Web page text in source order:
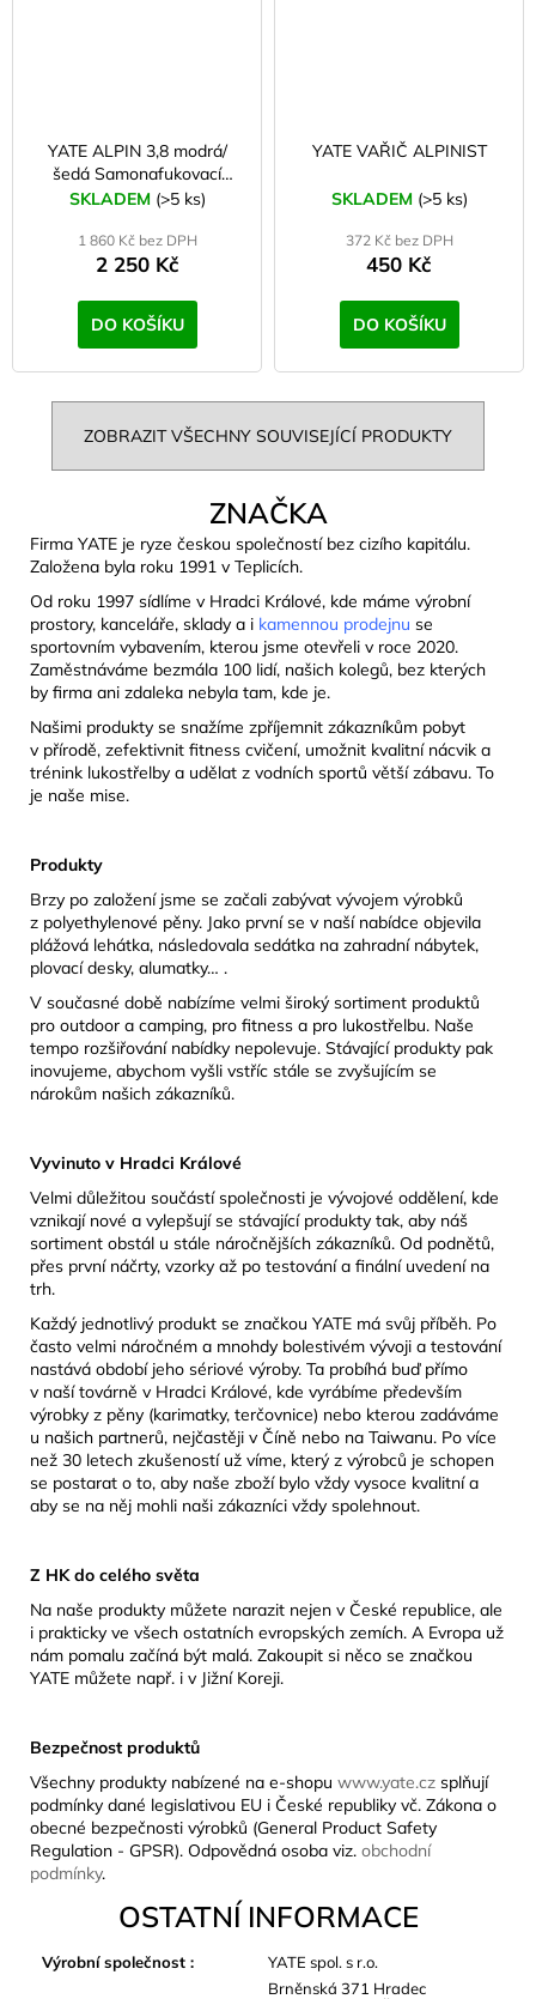
YATE ALPIN 3,8 modrá/
šedá Samonafukovací
karimatka
SKLADEM (>5 ks)
1 860 Kč bez DPH
2 250 Kč
DO KOŠÍKU
YATE VAŘIČ ALPINIST
SKLADEM (>5 ks)
372 Kč bez DPH
450 Kč
DO KOŠÍKU
ZOBRAZIT VŠECHNY SOUVISEJÍCÍ PRODUKTY
ZNAČKA
Firma YATE je ryze českou společností bez cizího kapitálu.
Založena byla roku 1991 v Teplicích.
Od roku 1997 sídlíme v Hradci Králové, kde máme výrobní
prostory, kanceláře, sklady a i kamennou prodejnu se
sportovním vybavením, kterou jsme otevřeli v roce 2020.
Zaměstnáváme bezmála 100 lidí, našich kolegů, bez kterých
by firma ani zdaleka nebyla tam, kde je.
Našimi produkty se snažíme zpříjemnit zákazníkům pobyt
v přírodě, zefektivnit fitness cvičení, umožnit kvalitní nácvik a
trénink lukostřelby a udělat z vodních sportů větší zábavu. To
je naše mise.
Produkty
Brzy po založení jsme se začali zabývat vývojem výrobků
z polyethylenové pěny. Jako první se v naší nabídce objevila
plážová lehátka, následovala sedátka na zahradní nábytek,
plovací desky, alumatky… .
V současné době nabízíme velmi široký sortiment produktů
pro outdoor a camping, pro fitness a pro lukostřelbu. Naše
tempo rozšiřování nabídky nepolevuje. Stávající produkty pak
inovujeme, abychom vyšli vstříc stále se zvyšujícím se
nárokům našich zákazníků.
Vyvinuto v Hradci Králové
Velmi důležitou součástí společnosti je vývojové oddělení, kde
vznikají nové a vylepšují se stávající produkty tak, aby náš
sortiment obstál u stále náročnějších zákazníků. Od podnětů,
přes první náčrty, vzorky až po testování a finální uvedení na
trh.
Každý jednotlivý produkt se značkou YATE má svůj příběh. Po
často velmi náročném a mnohdy bolestivém vývoji a testování
nastává období jeho sériové výroby. Ta probíhá buď přímo
v naší továrně v Hradci Králové, kde vyrábíme především
výrobky z pěny (karimatky, terčovnice) nebo kterou zadáváme
u našich partnerů, nejčastěji v Číně nebo na Taiwanu. Po více
než 30 letech zkušeností už víme, který z výrobců je schopen
se postarat o to, aby naše zboží bylo vždy vysoce kvalitní a
aby se na něj mohli naši zákazníci vždy spolehnout.
Z HK do celého světa
Na naše produkty můžete narazit nejen v České republice, ale
i prakticky ve všech ostatních evropských zemích. A Evropa už
nám pomalu začíná být malá. Zakoupit si něco se značkou
YATE můžete např. i v Jižní Koreji.
Bezpečnost produktů
Všechny produkty nabízené na e-shopu www.yate.cz splňují
podmínky dané legislativou EU i České republiky vč. Zákona o
obecné bezpečnosti výrobků (General Product Safety
Regulation - GPSR). Odpovědná osoba viz. obchodní
podmínky.
OSTATNÍ INFORMACE
Výrobní společnost : YATE spol. s r.o.
Brněnská 371 Hradec